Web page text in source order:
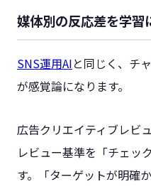
媒体別の反応差を学習
SNS運用AIと同じく、チ
が感覚論になります。
広告クリエイティブレビ
レビュー基準を「チェッ
す。「ターゲットが明確